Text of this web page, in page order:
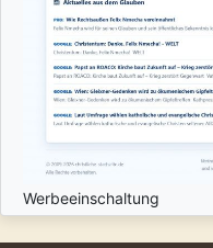
Werbeeinschaltung